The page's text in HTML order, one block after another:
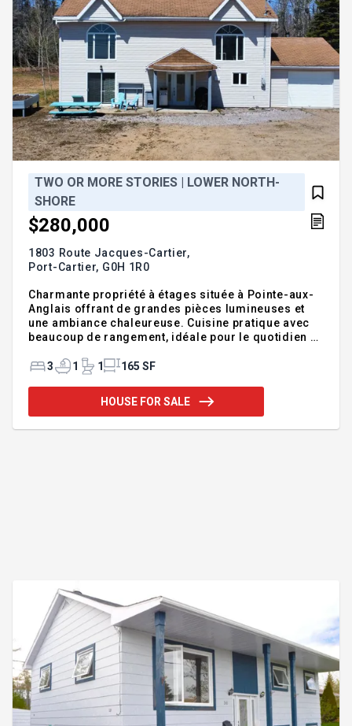
TWO OR MORE STORIES | LOWER NORTH-
SHORE
$280,000
1803 Route Jacques-Cartier,
Port-Cartier, G0H 1R0
Charmante propriété à étages située à Pointe-aux-
Anglais offrant de grandes pièces lumineuses et
une ambiance chaleureuse. Cuisine pratique avec
beaucoup de rangement, idéale pour le quotidien et
à coucher, un garage attaché pratique en toute
intimité. Un emplacement paisible parfait pour
profiter de la tranquillité tout en ayant tout le
3 1 1 165 SF
HOUSE FOR SALE